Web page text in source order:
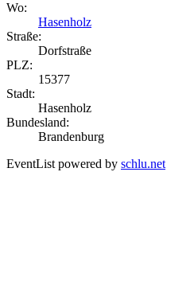
Wo:
Hasenholz
Straße:
Dorfstraße
PLZ:
15377
Stadt:
Hasenholz
Bundesland:
Brandenburg
EventList powered by schlu.net